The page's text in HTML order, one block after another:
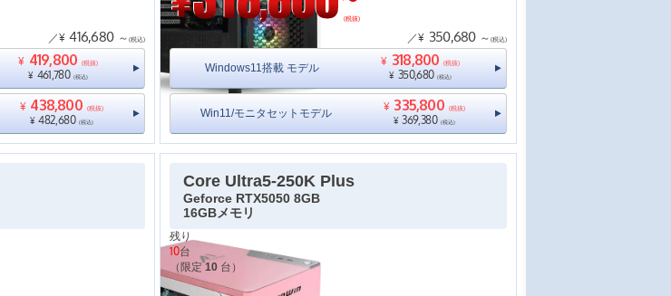
／¥ 416,680 ～ (税込)
¥ 419,800 (税抜)
¥ 461,780 (税込)
¥ 438,800 (税抜)
¥ 482,680 (税込)
(税抜)
／¥ 350,680 ～ (税込)
Windows11搭載 モデル ¥ 318,800 (税抜)
¥ 350,680 (税込)
Win11/モニタセットモデル ¥ 335,800 (税抜)
¥ 369,380 (税込)
Core Ultra5-250K Plus
Geforce RTX5050 8GB
16GBメモリ
残り
10台
（限定10台）